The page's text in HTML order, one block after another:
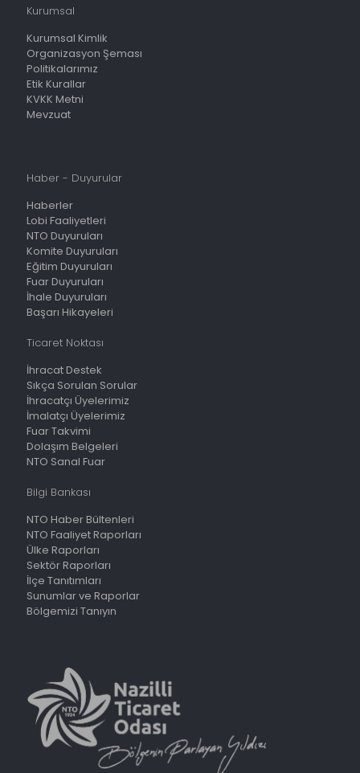
Kurumsal
Kurumsal Kimlik
Organizasyon Şeması
Politikalarımız
Etik Kurallar
KVKK Metni
Mevzuat
Haber - Duyurular
Haberler
Lobi Faaliyetleri
NTO Duyuruları
Komite Duyuruları
Eğitim Duyuruları
Fuar Duyuruları
İhale Duyuruları
Başarı Hikayeleri
Ticaret Noktası
İhracat Destek
Sıkça Sorulan Sorular
İhracatçı Üyelerimiz
İmalatçı Üyelerimiz
Fuar Takvimi
Dolaşım Belgeleri
NTO Sanal Fuar
Bilgi Bankası
NTO Haber Bültenleri
NTO Faaliyet Raporları
Ülke Raporları
Sektör Raporları
İlçe Tanıtımları
Sunumlar ve Raporlar
Bölgemizi Tanıyın